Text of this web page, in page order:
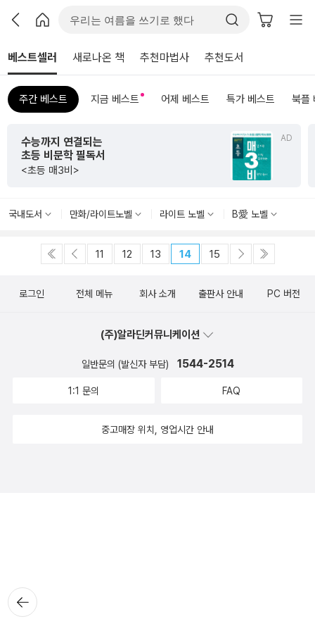
베스트셀러 새로나온 책 추천마법사 추천도서
주간 베스트 지금 베스트 어제 베스트 특가 베스트 북플
AD
수능까지 연결되는
초등 비문학 필독서
<초등 매3비>
국내도서 만화/라이트노벨 라이트 노벨 B愛 노벨
11 12 13 14 15
뒤로가
기
로그인 전체 메뉴 회사 소개 출판사 안내 PC 버전
(주)알라딘커뮤니케이션
일반문의 (발신자 부담) 1544-2514
1:1 문의 FAQ
중고매장 위치, 영업시간 안내